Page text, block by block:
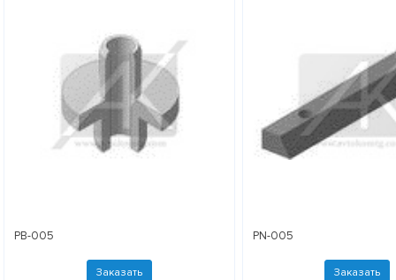
PB-005
Заказать
PN-005
Заказать